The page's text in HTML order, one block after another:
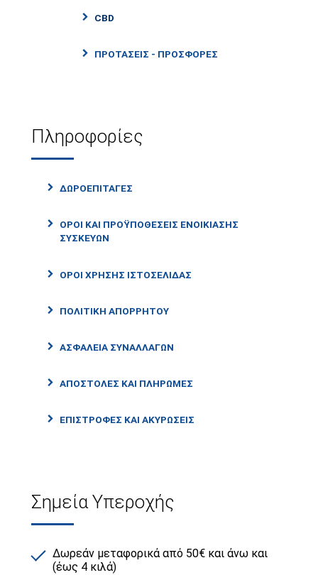
CBD
ΠΡΟΤΑΣΕΙΣ - ΠΡΟΣΦΟΡΕΣ
Πληροφορίες
ΔΩΡΟΕΠΙΤΑΓΕΣ
ΟΡΟΙ ΚΑΙ ΠΡΟΫΠΟΘΕΣΕΙΣ ΕΝΟΙΚΙΑΣΗΣ
ΣΥΣΚΕΥΩΝ
ΟΡΟΙ ΧΡΗΣΗΣ ΙΣΤΟΣΕΛΙΔΑΣ
ΠΟΛΙΤΙΚΗ ΑΠΟΡΡΗΤΟΥ
ΑΣΦΑΛΕΙΑ ΣΥΝΑΛΛΑΓΩΝ
ΑΠΟΣΤΟΛΕΣ ΚΑΙ ΠΛΗΡΩΜΕΣ
ΕΠΙΣΤΡΟΦΕΣ ΚΑΙ ΑΚΥΡΩΣΕΙΣ
Σημεία Υπεροχής
Δωρεάν μεταφορικά από 50€ και άνω και
(έως 4 κιλά)